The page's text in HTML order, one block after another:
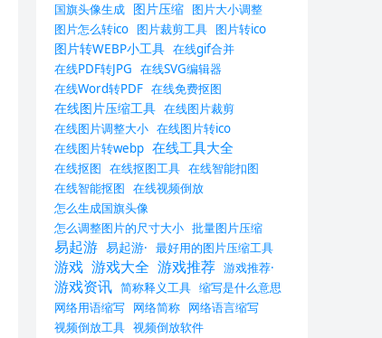
国旗头像生成 图片压缩 图片大小调整
图片怎么转ico 图片裁剪工具 图片转ico
图片转WEBP小工具 在线gif合并
在线PDF转JPG 在线SVG编辑器
在线Word转PDF 在线免费抠图
在线图片压缩工具 在线图片裁剪
在线图片调整大小 在线图片转ico
在线图片转webp 在线工具大全
在线抠图 在线抠图工具 在线智能扣图
在线智能抠图 在线视频倒放
怎么生成国旗头像
怎么调整图片的尺寸大小 批量图片压缩
易起游 易起游· 最好用的图片压缩工具
游戏 游戏大全 游戏推荐 游戏推荐·
游戏资讯 简称释义工具 缩写是什么意思
网络用语缩写 网络简称 网络语言缩写
视频倒放工具 视频倒放软件